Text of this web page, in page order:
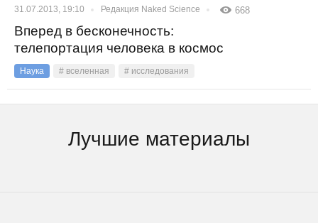
31.07.2013, 19:10 Редакция Naked Science 668
Вперед в бесконечность:
телепортация человека в космос
Наука # вселенная # исследования
Лучшие материалы